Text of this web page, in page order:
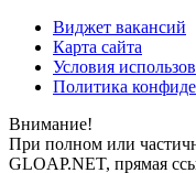
Виджет вакансий
Карта сайта
Условия
Политика
Внимание!
При полном или
GLOAP.NET, прямая